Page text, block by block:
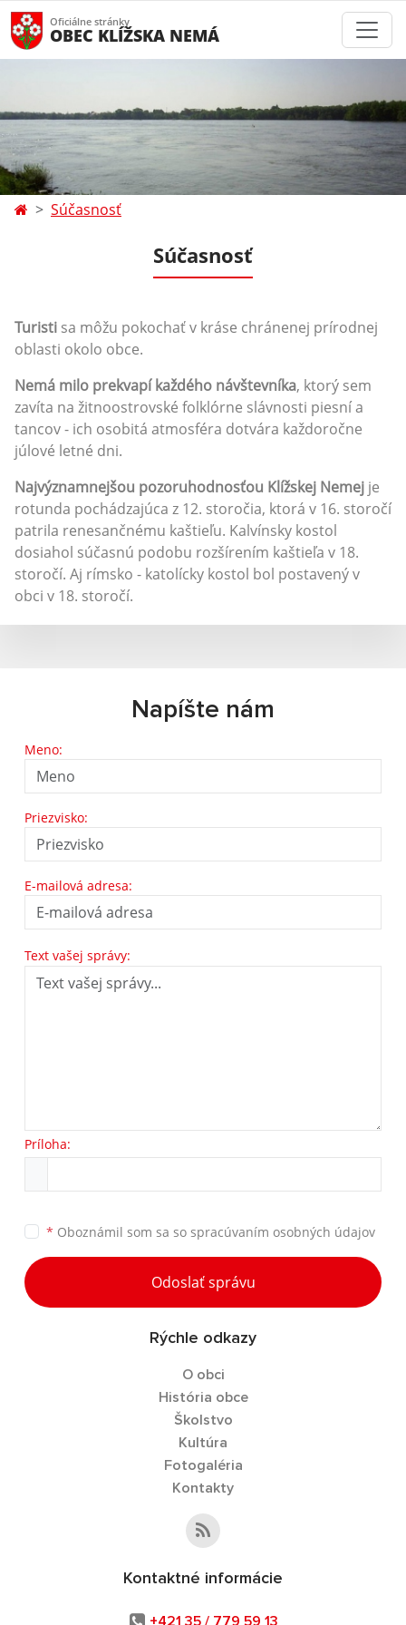
Oficiálne stránky
OBEC KLÍŽSKA NEMÁ
Súčasnosť
Súčasnosť
Turisti sa môžu pokochať v kráse chránenej prírodnej
oblasti okolo obce.
Nemá milo prekvapí každého návštevníka, ktorý sem
zavíta na žitnoostrovské folklórne slávnosti piesní a
tancov - ich osobitá atmosféra dotvára každoročne
júlové letné dni.
Najvýznamnejšou pozoruhodnosťou Klížskej Nemej je
rotunda pochádzajúca z 12. storočia, ktorá v 16. storočí
patrila renesančnému kaštieľu. Kalvínsky kostol
dosiahol súčasnú podobu rozšírením kaštieľa v 18.
storočí. Aj rímsko - katolícky kostol bol postavený v
obci v 18. storočí.
Napíšte nám
Meno:
Priezvisko:
E-mailová adresa:
Text vašej správy:
Príloha:
* Oboznámil som sa so spracúvaním osobných údajov
Odoslať správu
Rýchle odkazy
O obci
História obce
Školstvo
Kultúra
Fotogaléria
Kontakty
Kontaktné informácie
+421 35 / 779 59 13